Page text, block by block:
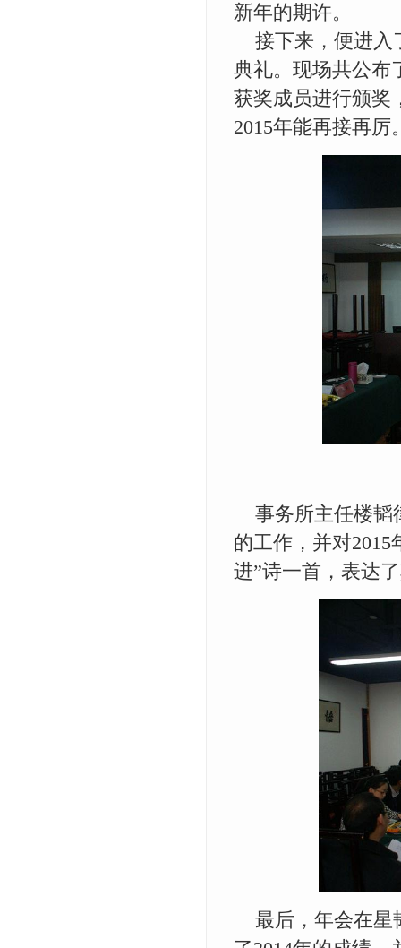
新年的期许。
接下来，便进入
典礼。现场共公布
获奖成员进行颁奖
2015年能再接再厉
事务所主任楼韬
的工作，并对
进”诗一首，表达
最后，年会在星